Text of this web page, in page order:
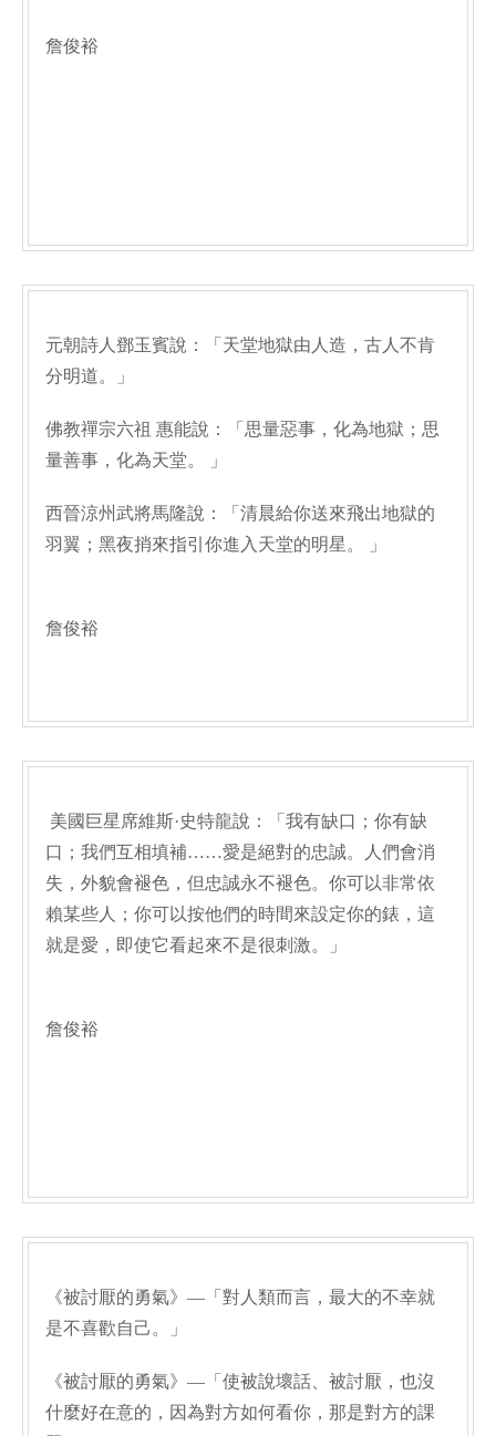
詹俊裕
元朝詩人鄧玉賓說：「天堂地獄由人造，古人不肯
分明道。」
佛教禪宗六祖 惠能說：「思量惡事，化為地獄；思
量善事，化為天堂。 」
西晉涼州武將馬隆說：「清晨給你送來飛出地獄的
羽翼；黑夜捎來指引你進入天堂的明星。 」
詹俊裕
美國巨星席維斯·史特龍說：「我有缺口；你有缺
口；我們互相填補……愛是絕對的忠誠。人們會消
失，外貌會褪色，但忠誠永不褪色。你可以非常依
賴某些人；你可以按他們的時間來設定你的錶，這
就是愛，即使它看起來不是很刺激。」
詹俊裕
《被討厭的勇氣》—「對人類而言，最大的不幸就
是不喜歡自己。」
《被討厭的勇氣》—「使被說壞話、被討厭，也沒
什麼好在意的，因為對方如何看你，那是對方的課